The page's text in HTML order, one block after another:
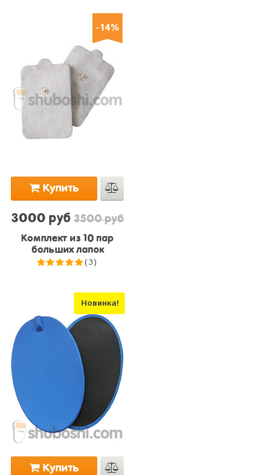
-14%
Купить
3000 руб3500 руб
Комплект из 10 пар
больших лапок
(3)
Новинка!
Купить